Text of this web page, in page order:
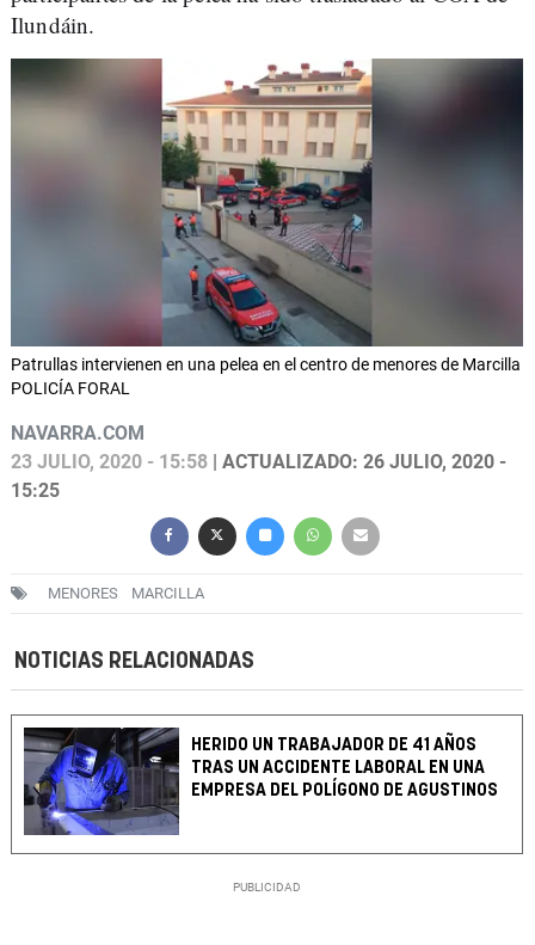
Ilundáin.
Patrullas intervienen en una pelea en el centro de menores de Marcilla
POLICÍA FORAL
NAVARRA.COM
23 JULIO, 2020 - 15:58 | ACTUALIZADO: 26 JULIO, 2020 -
15:25
MENORES MARCILLA
NOTICIAS RELACIONADAS
HERIDO UN TRABAJADOR DE 41 AÑOS
TRAS UN ACCIDENTE LABORAL EN UNA
EMPRESA DEL POLÍGONO DE AGUSTINOS